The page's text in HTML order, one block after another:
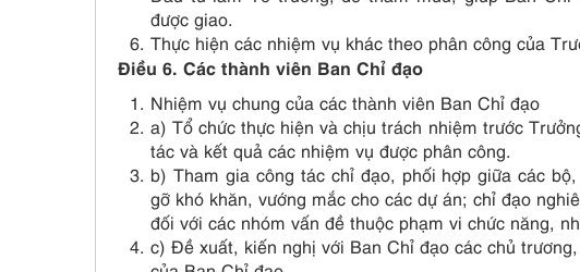
được giao.
Thực hiện các nhiệm vụ khác theo phân công của
Điều 6. Các thành viên Ban Chỉ đạo
Nhiệm vụ chung của các thành viên Ban Chỉ đạo
a) Tổ chức thực hiện và chịu trách nhiệm trước
tác và kết quả các nhiệm vụ được phân công.
b) Tham gia công tác chỉ đạo, phối hợp giữa các
gỡ khó khăn, vướng mắc cho các dự án; chỉ đạo
đối với các nhóm vấn đề thuộc phạm vi chức năng,
c) Đề xuất, kiến nghị với Ban Chỉ đạo các chủ